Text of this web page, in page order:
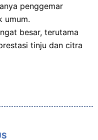
penggemar
umum.
besar, terutama
tinju dan citra